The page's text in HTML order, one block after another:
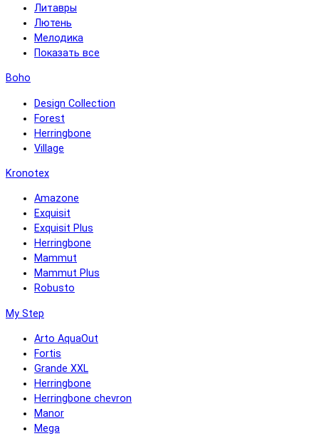
Литавры
Лютень
Мелодика
Показать все
Boho
Design Collection
Forest
Herringbone
Village
Kronotex
Amazone
Exquisit
Exquisit Plus
Herringbone
Mammut
Mammut Plus
Robusto
My Step
Arto AquaOut
Fortis
Grande XXL
Herringbone
Herringbone chevron
Manor
Mega